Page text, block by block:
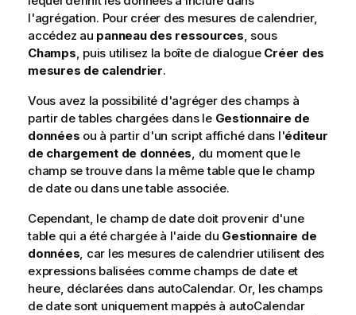
l'agrégation. Pour créer des mesures de calendrier,
accédez au panneau des ressources, sous
Champs, puis utilisez la boîte de dialogue Créer des
mesures de calendrier.
Vous avez la possibilité d'agréger des champs à
partir de tables chargées dans le Gestionnaire de
données ou à partir d'un script affiché dans l'éditeur
de chargement de données, du moment que le
champ se trouve dans la même table que le champ
de date ou dans une table associée.
Cependant, le champ de date doit provenir d'une
table qui a été chargée à l'aide du Gestionnaire de
données, car les mesures de calendrier utilisent des
expressions balisées comme champs de date et
heure, déclarées dans autoCalendar. Or, les champs
de date sont uniquement mappés à autoCalendar